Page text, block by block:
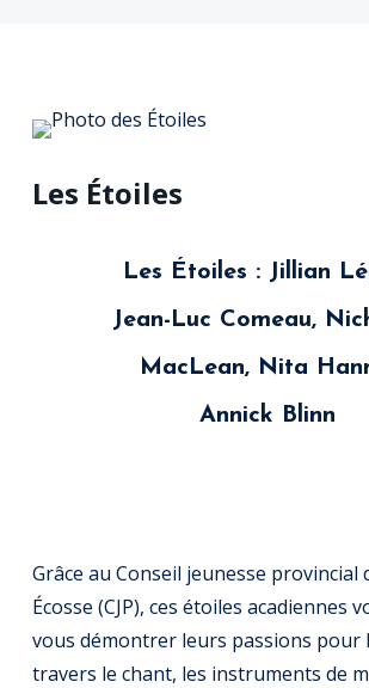
Les Étoiles
Les Étoiles : Jillian
Jean-Luc Comeau,
MacLean, Nita
Annick Blinn
Grâce au Conseil jeunesse provincial
Écosse (CJP), ces étoiles acadiennes
vous démontrer leurs passions pour
travers le chant, les instruments de